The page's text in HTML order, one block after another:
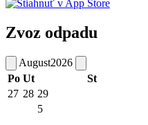
Zvoz odpadu
August2026
Po Ut St
27 28 29
5